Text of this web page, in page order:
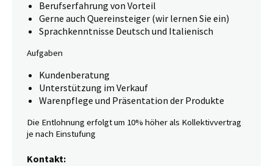
Berufserfahrung von Vorteil
Gerne auch Quereinsteiger (wir lernen Sie ein)
Sprachkenntnisse Deutsch und Italienisch
Aufgaben
Kundenberatung
Unterstützung im Verkauf
Warenpflege und Präsentation der Produkte
Die Entlohnung erfolgt um 10% höher als Kollektivvertrag
je nach Einstufung
Kontakt: